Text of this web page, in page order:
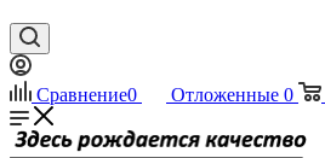
Сравнение0 Отложенные 0